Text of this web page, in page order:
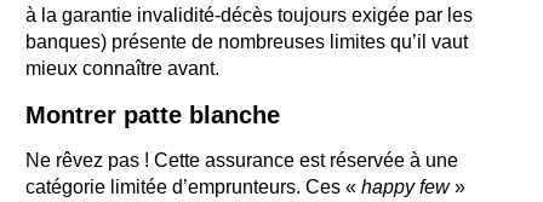
à la garantie invalidité-décès toujours exigée par les
banques) présente de nombreuses limites qu’il vaut
mieux connaître avant.
Montrer patte blanche
Ne rêvez pas ! Cette assurance est réservée à une
catégorie limitée d’emprunteurs. Ces « happy few»